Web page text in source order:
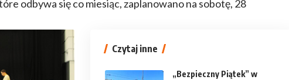
odbywa się co miesiąc, zaplanowano na sobotę, 28
Czytaj inne
„Bezpieczny Piątek” w